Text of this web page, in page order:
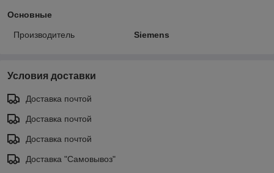
Основные
Производитель Siemens
Условия доставки
Доставка почтой
Доставка почтой
Доставка почтой
Доставка "Самовывоз"